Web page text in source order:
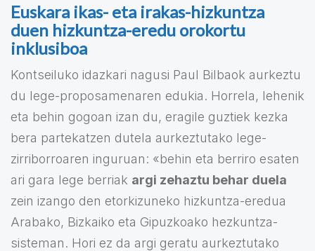
Euskara ikas- eta irakas-hizkuntza
duen hizkuntza-eredu orokortu
inklusiboa
Kontseiluko idazkari nagusi Paul Bilbaok aurkeztu
du lege-proposamenaren edukia. Horrela, lehenik
eta behin gogoan izan du, eragile guztiek kezka
bera partekatzen dutela aurkeztutako lege-
zirriborroaren inguruan: «behin eta berriro esaten
ari gara lege berriak argi zehaztu behar duela
zein izango den etorkizuneko hizkuntza-eredua
Arabako, Bizkaiko eta Gipuzkoako hezkuntza-
sisteman. Hori ez da argi geratu aurkeztutako